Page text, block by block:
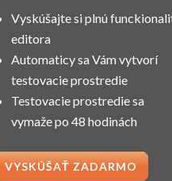
Vyskúšajte si plnú
editora
Automaticy sa Vám vytvorí
testovacie prostredie
Testovacie prostredie sa
vymaže po 48 hodinách
VYSKÚŠAŤ ZADARMO